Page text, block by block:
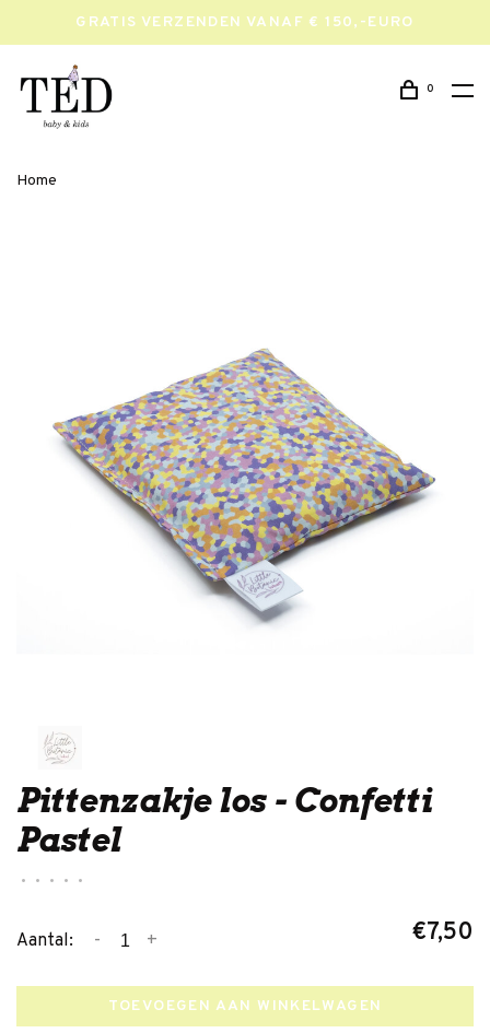
GRATIS VERZENDEN VANAF € 150,-EURO
0
Home
Pittenzakje los - Confetti
Pastel
• • • • •
Aantal: +
- €7,50
TOEVOEGEN AAN WINKELWAGEN